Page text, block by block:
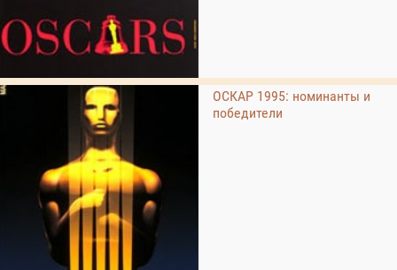
ОСКАР 1995: номинанты и
победители